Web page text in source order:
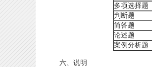
多项选择题
判断题
简答题
论述题
案例分析题
六、说明